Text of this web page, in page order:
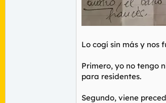
Lo cogí sin más y nos
Primero, yo no tengo
para residentes.
Segundo, viene